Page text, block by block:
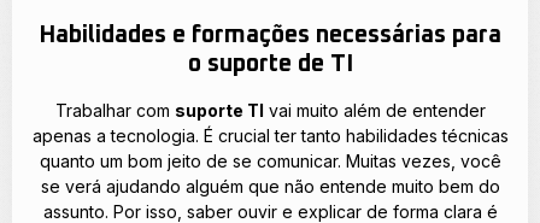
Habilidades e formações necessárias para
o suporte de TI
Trabalhar com suporte TI vai muito além de entender
apenas a tecnologia. É crucial ter tanto habilidades técnicas
quanto um bom jeito de se comunicar. Muitas vezes, você
se verá ajudando alguém que não entende muito bem do
assunto. Por isso, saber ouvir e explicar de forma clara é